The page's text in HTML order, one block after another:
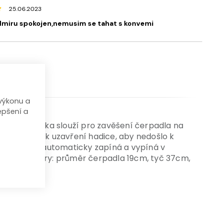
25.06.2023
spokojen,nemusim se tahat s konvemi
trubka slouží pro zavěšení čerpadla na
slouží k uzavření hadice, aby nedošlo k
který automaticky zapíná a vypíná v
Rozměry: průměr čerpadla 19cm, tyč 37cm,
a
a